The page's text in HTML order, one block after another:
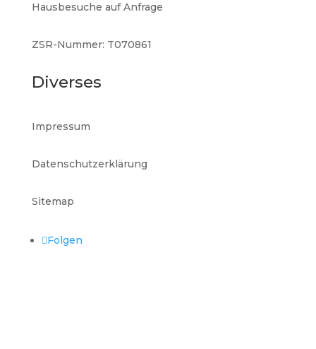
Hausbesuche auf Anfrage
ZSR-Nummer: T070861
Diverses
Impressum
Datenschutzerklärung
Sitemap
Folgen